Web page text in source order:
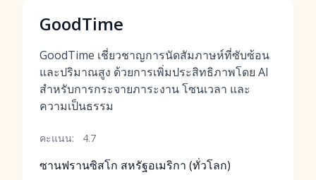
GoodTime
GoodTime เชี่ยวชาญการนัดสัมภาษห์ที่ซับซ้อน
และปริมาณสูง ด้วยการเพิ่มประสิทธิภาพโดย AI
สำหรับการกระจายภาระงาน โซนเวลา และ
ความเป็นธรรม
คะแนน: 4.7
ซานฟรานซิสโก สหรัฐอเมริกา (ทั่วโลก)